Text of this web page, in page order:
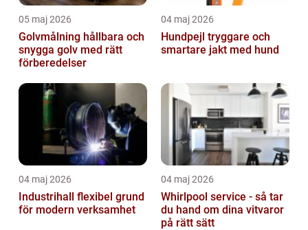
05 maj 2026
Golvmålning hållbara och
snygga golv med rätt
förberedelser
04 maj 2026
Hundpejl tryggare och
smartare jakt med hund
04 maj 2026
Industrihall flexibel grund
för modern verksamhet
04 maj 2026
Whirlpool service - så tar
du hand om dina vitvaror
på rätt sätt